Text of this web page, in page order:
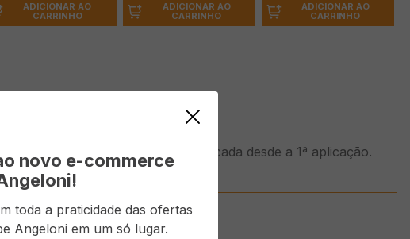
ADICIONAR AO
CARRINHO
ADICIONAR AO
CARRINHO
ADICIONAR AO
CARRINHO
acalma até a pele mais delicada desde a 1ª aplicação.
48 horas.
novo e-commerce
toda a praticidade das ofertas
Angeloni em um só lugar.